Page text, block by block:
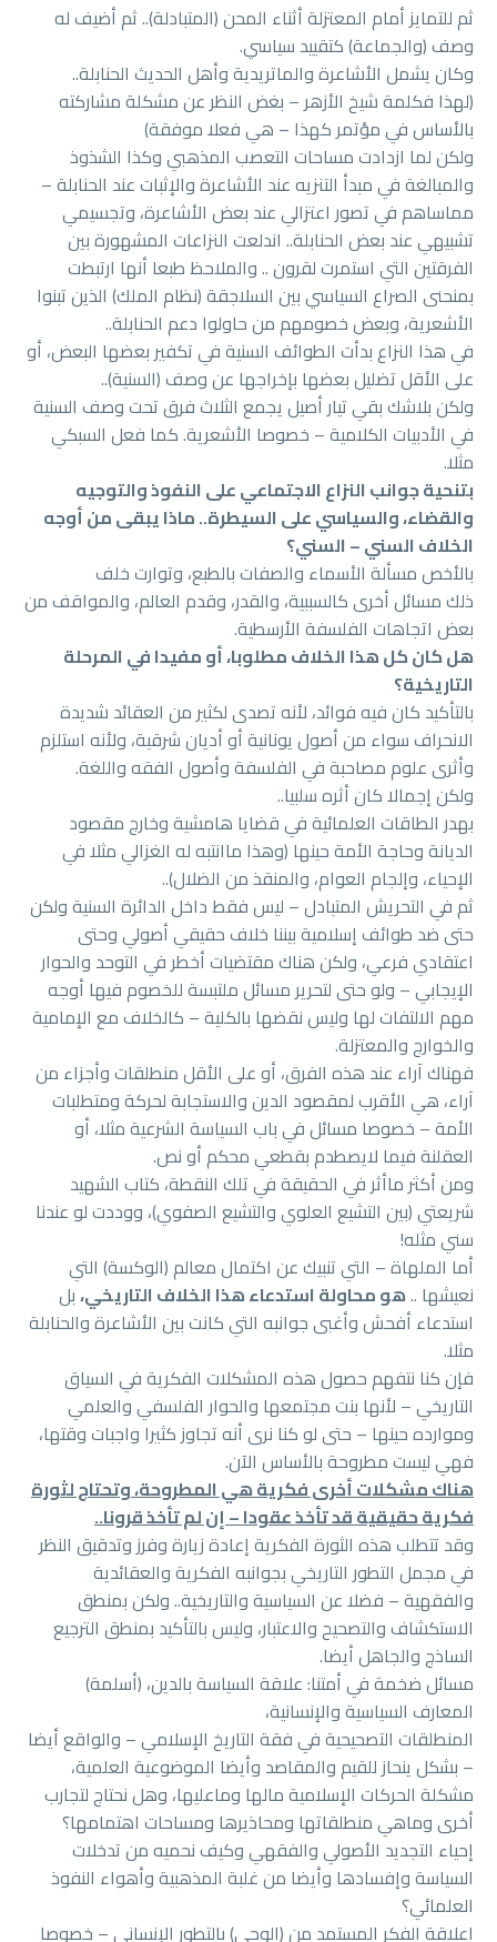
ثم للتمايز أمام المعتزلة أثناء المحن (المتبادلة).. ثم أضيف له
وصف (والجماعة) كتقييد سياسي.
وكان يشمل الأشاعرة والماتريدية وأهل الحديث الحنابلة..
(لهذا فكلمة شيخ الأزهر – بغض النظر عن مشكلة مشاركته
بالأساس في مؤتمر كهذا – هي فعلا موفقة)
ولكن لما ازدادت مساحات التعصب المذهبي وكذا الشذوذ
والمبالغة في مبدأ التنزيه عند الأشاعرة والإثبات عند الحنابلة –
مماساهم في تصور اعتزالي عند بعض الأشاعرة، وتجسيمي
تشبيهي عند بعض الحنابلة.. اندلعت النزاعات المشهورة بين
الفرقتين التي استمرت لقرون .. والملاحظ طبعا أنها ارتبطت
بمنحنى الصراع السياسي بين السلاجقة (نظام الملك) الذين تبنوا
الأشعرية، وبعض خصومهم من حاولوا دعم الحنابلة..
في هذا النزاع بدأت الطوائف السنية في تكفير بعضها البعض، أو
على الأقل تضليل بعضها بإخراجها عن وصف (السنية)..
ولكن بلاشك بقي تيار أصيل يجمع الثلاث فرق تحت وصف السنية
في الأدبيات الكلامية – خصوصا الأشعرية. كما فعل السبكي
مثلا.
بتنحية جوانب النزاع الاجتماعي على النفوذ والتوجيه
والقضاء، والسياسي على السيطرة.. ماذا يبقى من أوجه
الخلاف السني – السني؟
بالأخص مسألة الأسماء والصفات بالطبع، وتوارت خلف
ذلك مسائل أخرى كالسببية، والقدر، وقدم العالم، والمواقف من
بعض اتجاهات الفلسفة الأرسطية.
هل كان كل هذا الخلاف مطلوبا، أو مفيدا في المرحلة
التاريخية؟
بالتأكيد كان فيه فوائد، لأنه تصدى لكثير من العقائد شديدة
الانحراف سواء من أصول يونانية أو أديان شرقية، ولأنه استلزم
وأثرى علوم مصاحبة في الفلسفة وأصول الفقه واللغة.
ولكن إجمالا كان أثره سلبيا..
بهدر الطاقات العلمائية في قضايا هامشية وخارج مقصود
الديانة وحاجة الأمة حينها (وهذا ماانتبه له الغزالي مثلا في
الإحياء، وإلجام العوام، والمنقذ من الضلال)..
ثم في التحريش المتبادل – ليس فقط داخل الدائرة السنية ولكن
حتى ضد طوائف إسلامية بيننا خلاف حقيقي أصولي وحتى
اعتقادي فرعي، ولكن هناك مقتضيات أخطر في التوحد والحوار
الإيجابي – ولو حتى لتحرير مسائل ملتبسة للخصوم فيها أوجه
مهم الالتفات لها وليس نقضها بالكلية – كالخلاف مع الإمامية
والخوارج والمعتزلة.
فهناك آراء عند هذه الفرق، أو على الأقل منطلقات وأجزاء من
آراء، هي الأقرب لمقصود الدين والاستجابة لحركة ومتطلبات
الأمة – خصوصا مسائل في باب السياسة الشرعية مثلا، أو
العقلنة فيما لايصطدم بقطعي محكم أو نص.
ومن أكثر ماأثر في الحقيقة في تلك النقطة، كتاب الشهيد
شريعتي (بين التشيع العلوي والتشيع الصفوي)، ووددت لو عندنا
سني مثله!
أما الملهاة – التي تنبيك عن اكتمال معالم (الوكسة) التي
نعيشها ..هو محاولة استدعاء هذا الخلاف التاريخي،بل
استدعاء أفحش وأغبى جوانبه التي كانت بين الأشاعرة والحنابلة
مثلا.
فإن كنا نتفهم حصول هذه المشكلات الفكرية في السياق
التاريخي – لأنها بنت مجتمعها والحوار الفلسفي والعلمي
وموارده حينها – حتى لو كنا نرى أنه تجاوز كثيرا واجبات وقتها،
فهي ليست مطروحة بالأساس الآن.
هناك مشكلات أخرى فكرية هي المطروحة، وتحتاج لثورة
فكرية حقيقية قد تأخذ عقودا – إن لم تأخذ قرونا..
وقد تتطلب هذه الثورة الفكرية إعادة زيارة وفرز وتدقيق النظر
في مجمل التطور التاريخي بجوانبه الفكرية والعقائدية
والفقهية – فضلا عن السياسية والتاريخية.. ولكن بمنطق
الاستكشاف والتصحيح والاعتبار، وليس بالتأكيد بمنطق الترجيع
الساذج والجاهل أيضا.
مسائل ضخمة في أمتنا: علاقة السياسة بالدين، (أسلمة)
المعارف السياسية والإنسانية،
المنطلقات التصحيحية في فقة التاريخ الإسلامي – والواقع أيضا
– بشكل ينحاز للقيم والمقاصد وأيضا الموضوعية العلمية،
مشكلة الحركات الإسلامية مالها وماعليها، وهل نحتاج لتجارب
أخرى وماهي منطلقاتها ومحاذيرها ومساحات اهتمامها؟
إحياء التجديد الأصولي والفقهي وكيف نحميه من تدخلات
السياسة وإفسادها وأيضا من غلبة المذهبية وأهواء النفوذ
العلمائي؟
اعلاقة الفكر المستمد من (الوحي) بالتطور الإنساني – خصوصا